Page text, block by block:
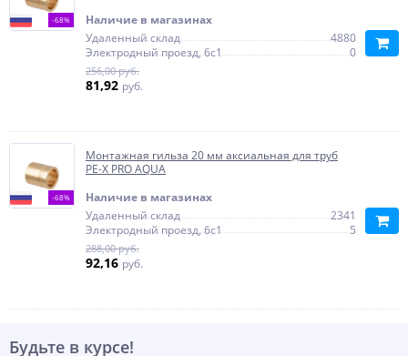
-68%
Наличие в магазинах
Удаленный склад
4880
Электродный проезд, 6с1
0
256,00 руб.
81,92 руб.
-68%
Монтажная гильза 20 мм аксиальная для труб
PE-X PRO AQUA
Наличие в магазинах
Удаленный склад
2341
Электродный проезд, 6с1
5
288,00 руб.
92,16 руб.
Будьте в курсе!